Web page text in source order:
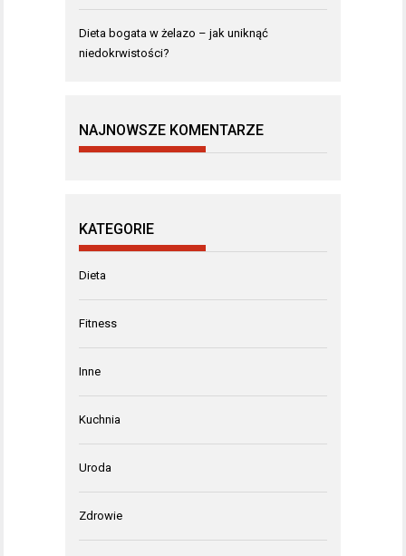
Dieta bogata w żelazo – jak uniknąć
niedokrwistości?
NAJNOWSZE KOMENTARZE
KATEGORIE
Dieta
Fitness
Inne
Kuchnia
Uroda
Zdrowie